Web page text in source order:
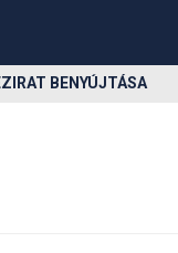
BENYÚJTÁSA